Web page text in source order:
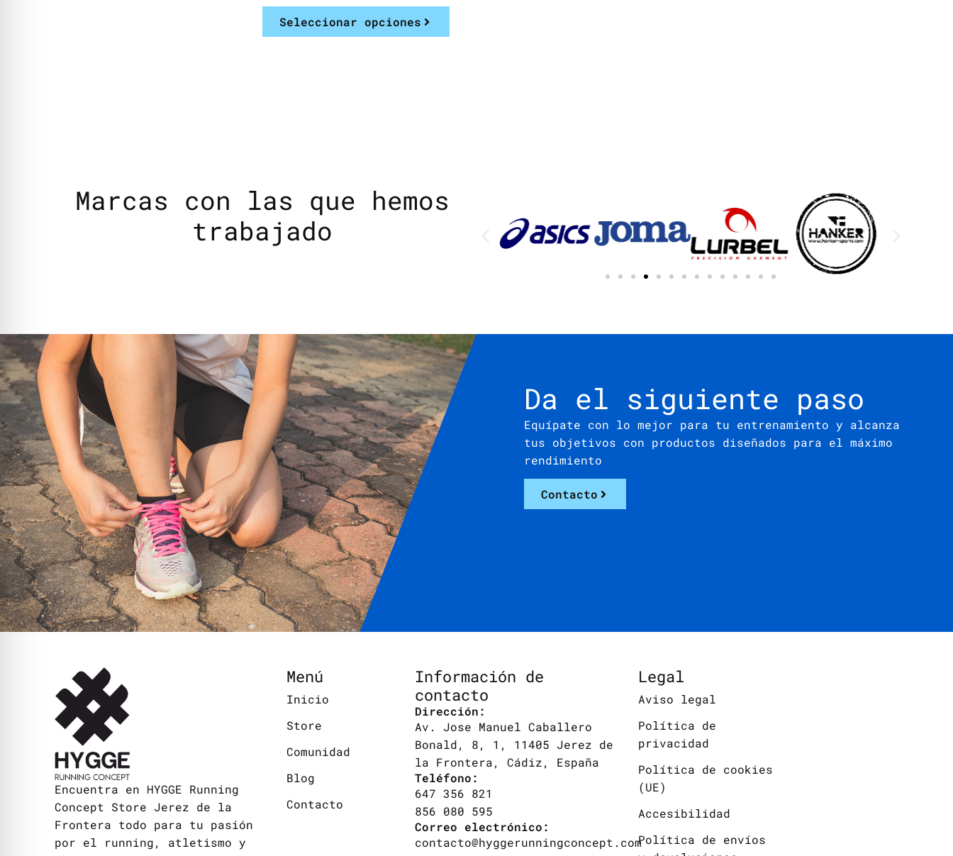
Seleccionar opciones
Marcas con las que hemos
trabajado
Da el siguiente paso
Equípate con lo mejor para tu entrenamiento y alcanza
tus objetivos con productos diseñados para el máximo
rendimiento
Contacto
Encuentra en HYGGE Running
Concept Store Jerez de la
Frontera todo para tu pasión
por el running, atletismo y
Menú
Inicio
Store
Comunidad
Blog
Contacto
Información de
contacto
Dirección:
Av. Jose Manuel Caballero
Bonald, 8, 1, 11405 Jerez de
la Frontera, Cádiz, España
Teléfono:
647 356 821
856 080 595
Correo electrónico:
contacto@hyggerunningconcept.com
Legal
Aviso legal
Política de
privacidad
Política de cookies
(UE)
Accesibilidad
Política de envíos